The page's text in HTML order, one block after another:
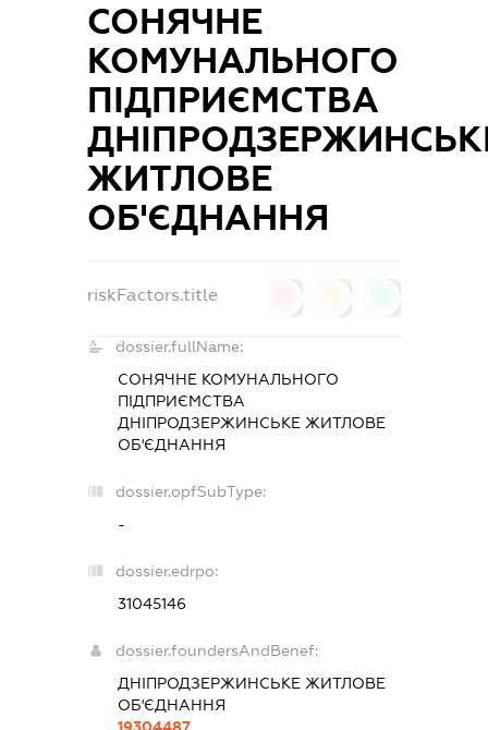
СОНЯЧНЕ
КОМУНАЛЬНОГО
ПІДПРИЄМСТВА
ЖИТЛОВЕ
ОБ'ЄДНАННЯ
riskFactors.title
dossier.fullName:
СОНЯЧНЕ КОМУНАЛЬНОГО
ПІДПРИЄМСТВА
ДНІПРОДЗЕРЖИНСЬКЕ ЖИТЛОВЕ
ОБ'ЄДНАННЯ
dossier.opfSubType:
-
dossier.edrpo:
31045146
dossier.foundersAndBenef:
ДНІПРОДЗЕРЖИНСЬКЕ ЖИТЛОВЕ
ОБ'ЄДНАННЯ